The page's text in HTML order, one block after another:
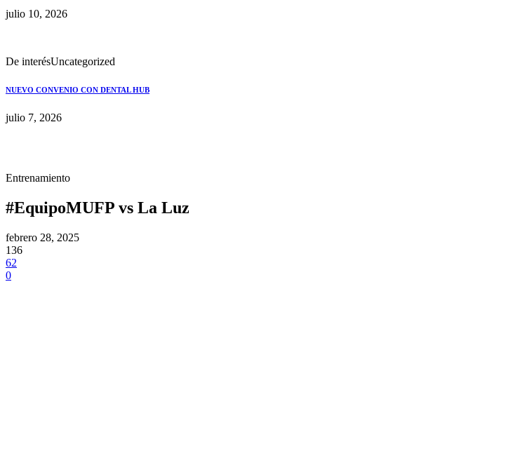
julio 10, 2026
De interésUncategorized
NUEVO CONVENIO CON DENTAL HUB
julio 7, 2026
Entrenamiento
#EquipoMUFP vs La Luz
febrero 28, 2025
136
62
0